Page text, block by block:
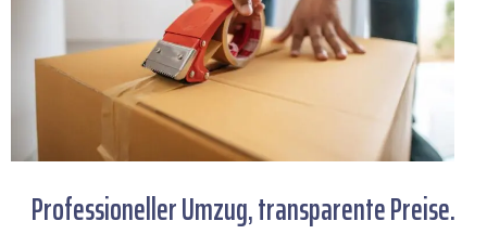
Professioneller Umzug, transparente Preise.